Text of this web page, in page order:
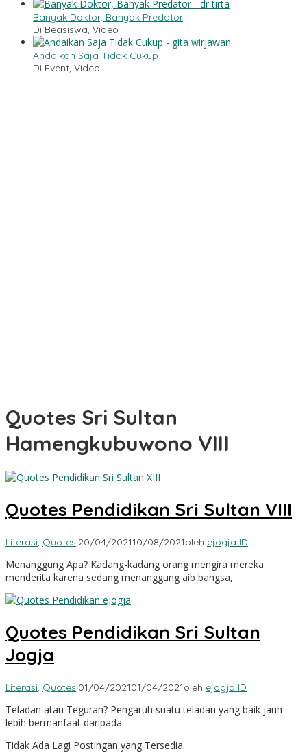
Banyak Doktor, Banyak Predator
Di Beasiswa, Video
Andaikan Saja Tidak Cukup
Di Event, Video
Quotes Sri Sultan
Hamengkubuwono VIII
Quotes Pendidikan Sri Sultan VIII
Literasi, Quotes|20/04/202110/08/2021oleh ejogja ID
Menanggung Apa? Kadang-kadang orang mengira mereka
menderita karena sedang menanggung aib bangsa,
Quotes Pendidikan Sri Sultan
Jogja
Literasi, Quotes|01/04/202101/04/2021oleh ejogja ID
Teladan atau Teguran? Pengaruh suatu teladan yang baik jauh
lebih bermanfaat daripada
Tidak Ada Lagi Postingan yang Tersedia.